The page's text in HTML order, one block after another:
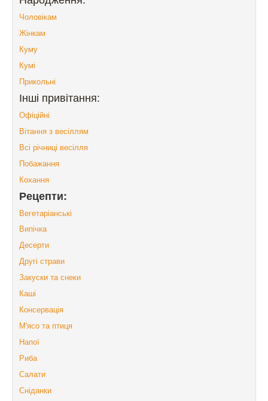
Чоловікам
Жінкам
Куму
Кумі
Прикольні
Інші привітання:
Офіційні
Вітання з весіллям
Всі річниці весілля
Побажання
Кохання
Рецепти:
Вегетаріанські
Випічка
Десерти
Другі страви
Закуски та снеки
Каші
Консервація
М'ясо та птиця
Напої
Риба
Салати
Сніданки